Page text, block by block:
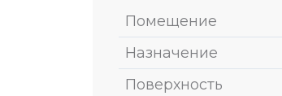
Помещение
Назначение
Поверхность